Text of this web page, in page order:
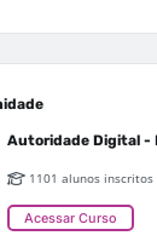
1101 alunos inscritos
Acessar Curso